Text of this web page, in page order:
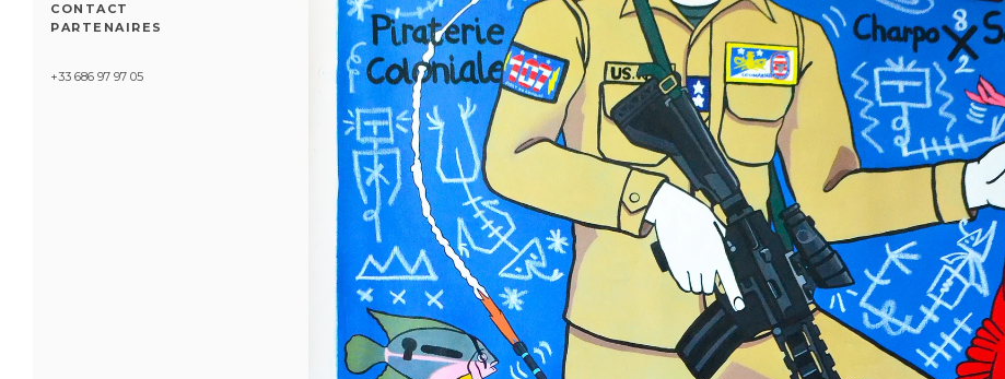
CONTACT
PARTENAIRES
+33 686 97 97 05